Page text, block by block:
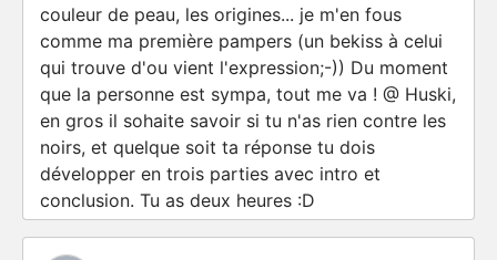
couleur de peau, les origines... je m'en fous
comme ma première pampers (un bekiss à celui
qui trouve d'ou vient l'expression;-)) Du moment
que la personne est sympa, tout me va ! @ Huski,
en gros il sohaite savoir si tu n'as rien contre les
noirs, et quelque soit ta réponse tu dois
développer en trois parties avec intro et
conclusion. Tu as deux heures :D